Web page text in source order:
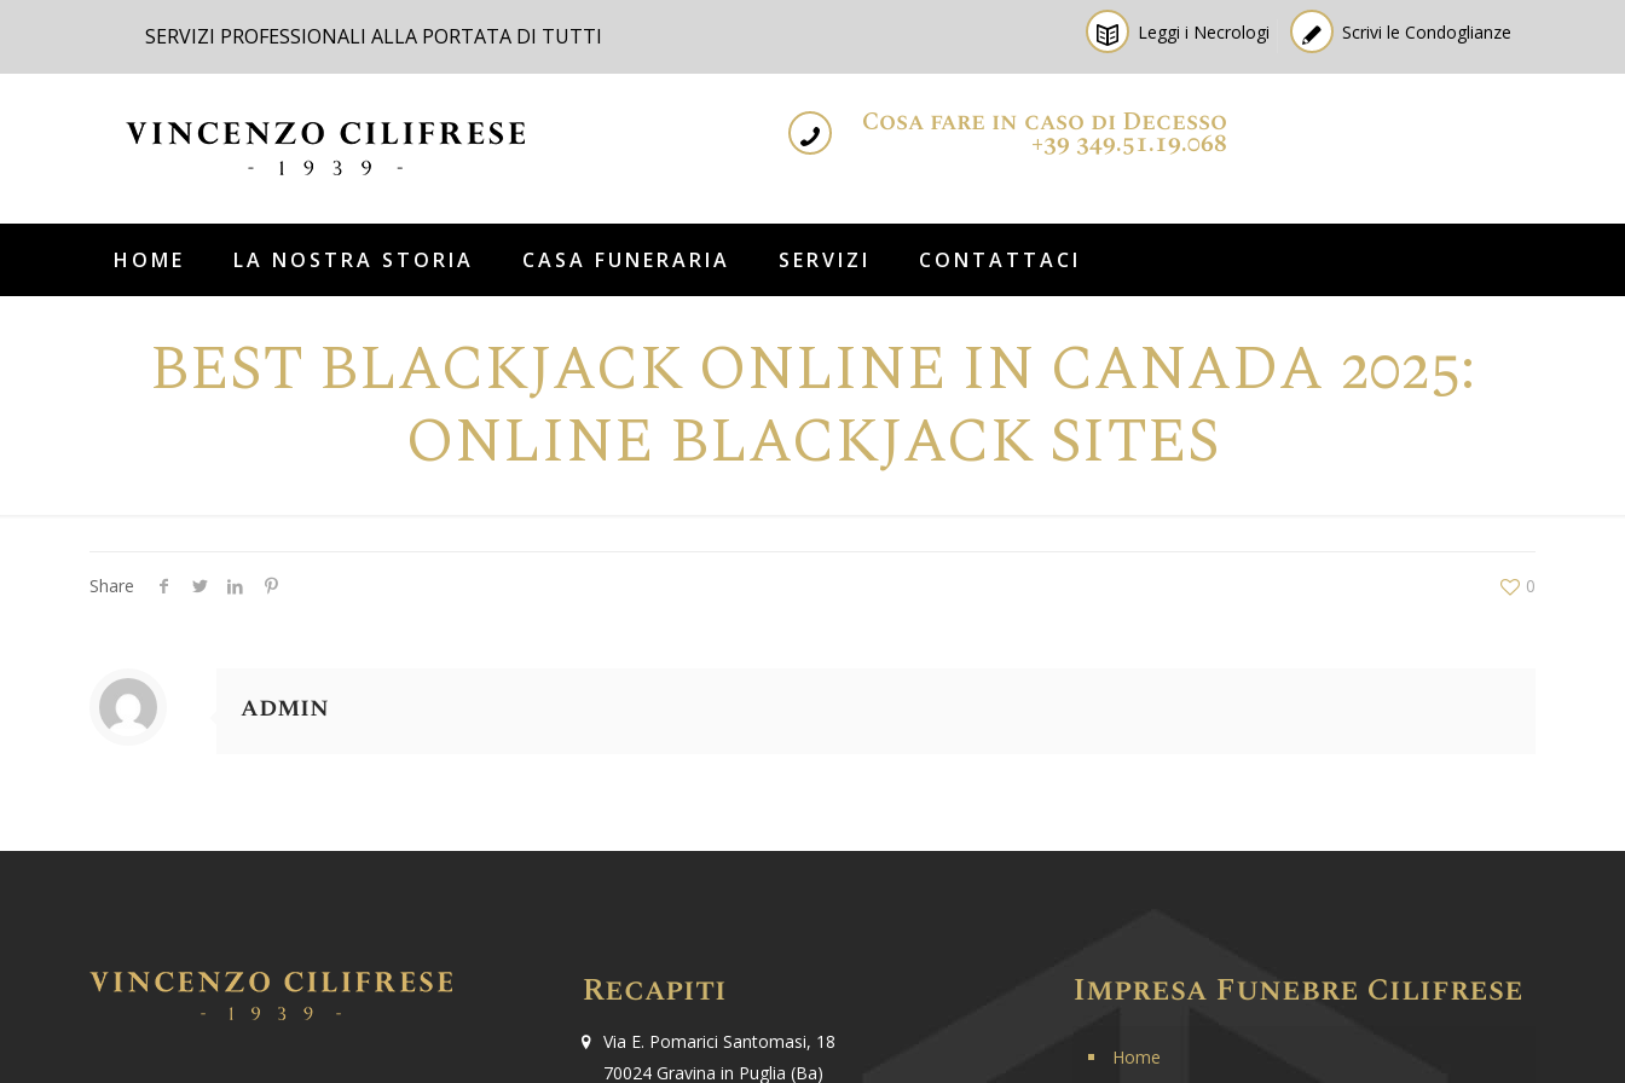
SERVIZI PROFESSIONALI ALLA PORTATA DI TUTTI Leggi i Necrologi Scrivi le Condoglianze
HOME LA NOSTRA STORIA CASA FUNERARIA SERVIZI CONTATTACI
Cosa fare in caso di Decesso
+39 349.51.19.068
BEST BLACKJACK ONLINE IN CANADA 2025:
ONLINE BLACKJACK SITES
Share 0
admin
Recapiti
Via E. Pomarici Santomasi, 18
70024 Gravina in Puglia (Ba)
Impresa Funebre Cilifrese
Home